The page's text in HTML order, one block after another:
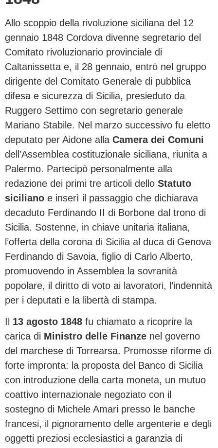
Allo scoppio della rivoluzione siciliana del 12
gennaio 1848 Cordova divenne segretario del
Comitato rivoluzionario provinciale di
Caltanissetta e, il 28 gennaio, entrò nel gruppo
dirigente del Comitato Generale di pubblica
difesa e sicurezza di Sicilia, presieduto da
Ruggero Settimo con segretario generale
Mariano Stabile. Nel marzo successivo fu eletto
deputato per Aidone alla Camera dei Comuni
dell’Assemblea costituzionale siciliana, riunita a
Palermo. Partecipò personalmente alla
redazione dei primi tre articoli dello Statuto
siciliano e inserì il passaggio che dichiarava
decaduto Ferdinando II di Borbone dal trono di
Sicilia. Sostenne, in chiave unitaria italiana,
l’offerta della corona di Sicilia al duca di Genova
Ferdinando di Savoia, figlio di Carlo Alberto,
promuovendo in Assemblea la sovranità
popolare, il diritto di voto ai lavoratori, l’indennità
per i deputati e la libertà di stampa.
Il 13 agosto 1848 fu chiamato a ricoprire la
carica di Ministro delle Finanze nel governo
del marchese di Torrearsa. Promosse riforme di
forte impronta: la proposta del Banco di Sicilia
con introduzione della carta moneta, un mutuo
coattivo internazionale negoziato con il
sostegno di Michele Amari presso le banche
francesi, il pignoramento delle argenterie e degli
oggetti preziosi ecclesiastici a garanzia di